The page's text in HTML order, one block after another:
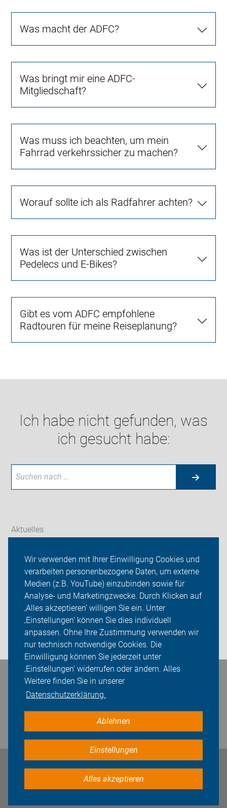
Wir verwenden mit Ihrer Einwilligung Cookies und
verarbeiten personenbezogene Daten, um externe
Medien (z.B. YouTube) einzubinden sowie für
Analyse- und Marketingzwecke. Durch Klicken auf
‚Alles akzeptieren‘ willigen Sie ein. Unter
‚Einstellungen‘ können Sie dies individuell
anpassen. Ohne Ihre Zustimmung verwenden wir
nur technisch notwendige Cookies. Die
Einwilligung können Sie jederzeit unter
‚Einstellungen‘ widerrufen oder ändern. Alles
Weitere finden Sie in unserer
Datenschutzerklärung.
Ablehnen
Einstellungen
Alles akzeptieren
Was macht der ADFC?
Was bringt mir eine ADFC-
Mitgliedschaft?
Was muss ich beachten, um mein
Fahrrad verkehrssicher zu machen?
Worauf sollte ich als Radfahrer achten?
Was ist der Unterschied zwischen
Pedelecs und E-Bikes?
Gibt es vom ADFC empfohlene
Radtouren für meine Reiseplanung?
Ich habe nicht gefunden, was
ich gesucht habe:
Aktuelles
ADFC Enger-Spenge
Sei dabei
Presse
Login
Bleiben Sie in Kontakt